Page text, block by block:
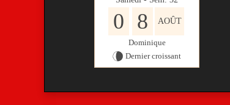
0 8 AOÛT
Dominique
Dernier croissant